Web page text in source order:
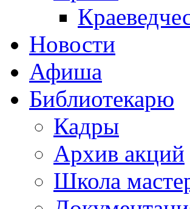
Новости
Афиша
Библиотекарю
Кадры
Архив акций
Школа